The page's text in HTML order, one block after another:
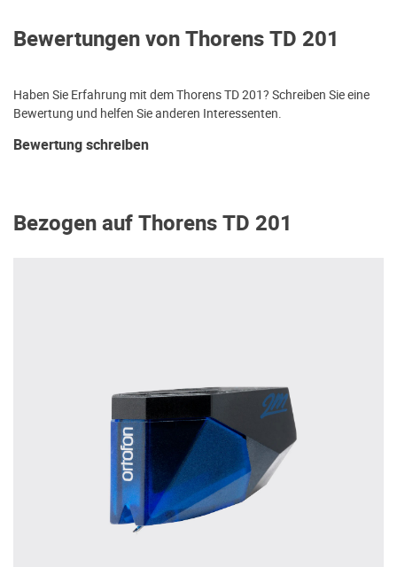
Bewertungen von Thorens TD 201
Haben Sie Erfahrung mit dem Thorens TD 201? Schreiben Sie eine
Bewertung und helfen Sie anderen Interessenten.
Bewertung schreiben
Bezogen auf Thorens TD 201